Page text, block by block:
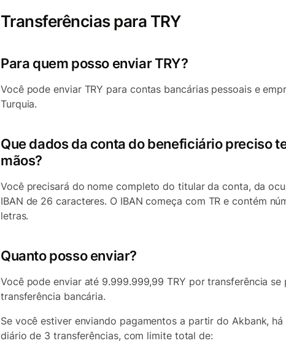
Transferências para TRY
Para quem posso enviar TRY?
Você pode enviar TRY para contas bancárias pessoais e
Turquia.
Que dados da conta do beneficiário preciso
mãos?
Você precisará do nome completo do titular da conta, da
IBAN de 26 caracteres. O IBAN começa com TR e contém
letras.
Quanto posso enviar?
Você pode enviar até 9.999.999,99 TRY por transferência se
transferência bancária.
Se você estiver enviando pagamentos a partir do Akbank,
diário de 3 transferências, com limite total de: